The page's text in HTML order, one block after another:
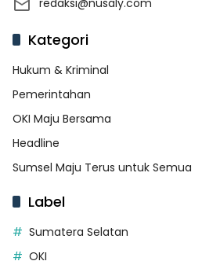
redaksi@nusaly.com
Kategori
Hukum & Kriminal
Pemerintahan
OKI Maju Bersama
Headline
Sumsel Maju Terus untuk Semua
Label
Sumatera Selatan
OKI